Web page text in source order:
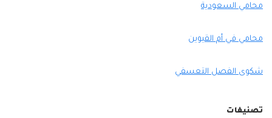
محامي السعودية
محامي في أم القيوين
شكوى الفصل التعسفي
تصنيفات